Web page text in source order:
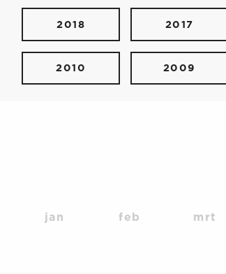
2018 2017
2010 2009
jan feb mrt